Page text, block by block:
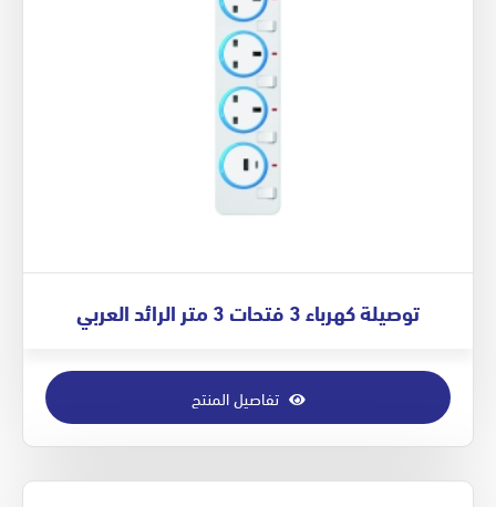
توصيلة كهرباء 3 فتحات 3 متر الرائد العربي
تفاصيل المنتج